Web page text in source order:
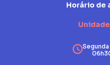
Horário de